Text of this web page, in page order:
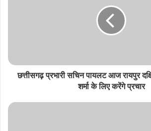
छत्तीसगढ़ प्रभारी सचिन पायलट आज रायपुर
शर्मा के लिए करेंगे प्रचार